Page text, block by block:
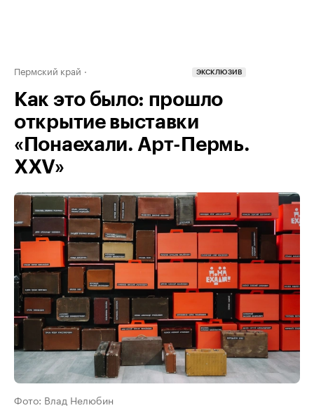
Пермский край ЭКСКЛЮЗИВ
Как это было: прошло
открытие выставки
«Понаехали. Арт-Пермь.
XXV»
Фото: Влад Нелюбин